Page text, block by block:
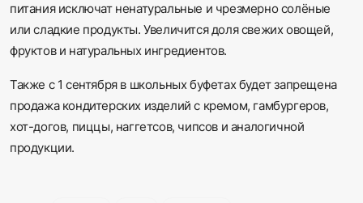
питания исключат ненатуральные и чрезмерно солёные
или сладкие продукты. Увеличится доля свежих овощей,
фруктов и натуральных ингредиентов.
Также с 1 сентября в школьных буфетах будет запрещена
продажа кондитерских изделий с кремом, гамбургеров,
хот-догов, пиццы, наггетсов, чипсов и аналогичной
продукции.